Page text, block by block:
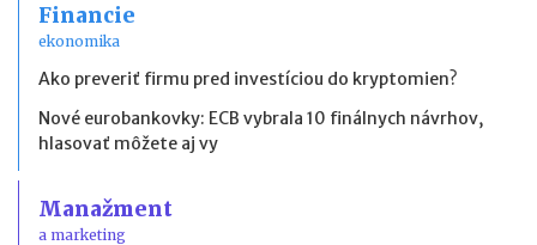
Financie
ekonomika
Ako preveriť firmu pred investíciou do kryptomien?
Nové eurobankovky: ECB vybrala 10 finálnych návrhov,
hlasovať môžete aj vy
Manažment
a marketing